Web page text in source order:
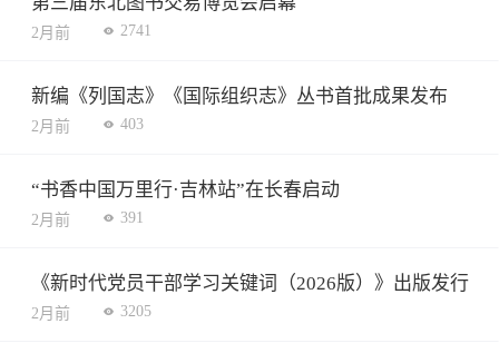
2月前 2741
新编《列国志》《国际组织志》丛书首批成果发布
2月前 403
“书香中国万里行·吉林站”在长春启动
2月前 391
《新时代党员干部学习关键词（2026版）》出版发行
2月前 3205